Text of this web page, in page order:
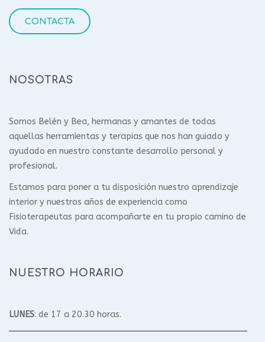
CONTACTA
NOSOTRAS
Somos Belén y Bea, hermanas y amantes de todas
aquellas herramientas y terapias que nos han guiado y
ayudado en nuestro constante desarrollo personal y
profesional.
Estamos para poner a tu disposición nuestro aprendizaje
interior y nuestros años de experiencia como
Fisioterapeutas para acompañarte en tu propio camino de
Vida.
NUESTRO HORARIO
LUNES: de 17 a 20.30 horas.